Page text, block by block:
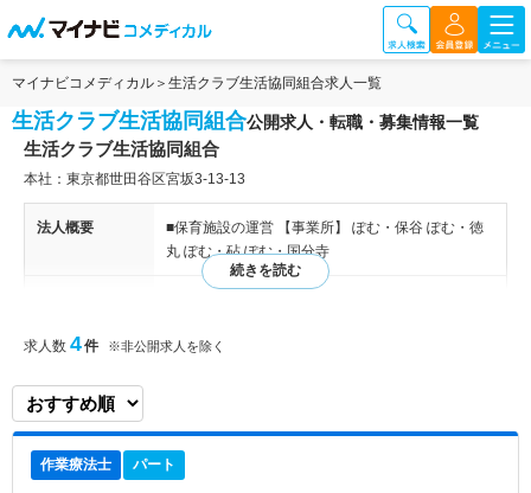
マイナビコメディカル 生活クラブ生活協同組合求人一覧
生活クラブ生活協同組合公開求人・転職・募集情報一覧
生活クラブ生活協同組合
本社：東京都世田谷区宮坂3-13-13
法人概要
■保育施設の運営 【事業所】 ぽむ・保谷 ぽむ・徳
丸 ぽむ・砧 ぽむ・国分寺
い」「地域で子育てをするために、生活クラブは何
散歩で、豊かな感受性を育てる保育 子どもを安心
求人数 4件 ※非公開求人を除く
作業療法士 パート